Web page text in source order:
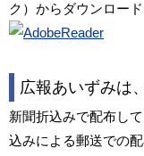
ク）からダウンロード
広報あいずみは
新聞折込みで配布し
込みによる郵送での